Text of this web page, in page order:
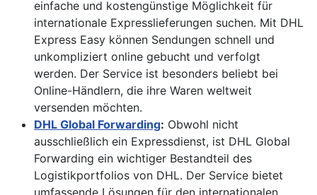
einfache und kostengünstige Möglichkeit für
internationale Expresslieferungen suchen. Mit DHL
Express Easy können Sendungen schnell und
unkompliziert online gebucht und verfolgt
werden. Der Service ist besonders beliebt bei
Online-Händlern, die ihre Waren weltweit
versenden möchten.
DHL Global Forwarding: Obwohl nicht
ausschließlich ein Expressdienst, ist DHL Global
Forwarding ein wichtiger Bestandteil des
Logistikportfolios von DHL. Der Service bietet